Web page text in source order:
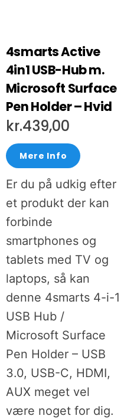
4smarts Active
4in1 USB-Hub m.
Microsoft Surface
Pen Holder – Hvid
kr.439,00
Mere Info
Er du på udkig efter
et produkt der kan
forbinde
smartphones og
tablets med TV og
laptops, så kan
denne 4smarts 4-i-1
USB Hub /
Microsoft Surface
Pen Holder – USB
3.0, USB-C, HDMI,
AUX meget vel
være noget for dig.